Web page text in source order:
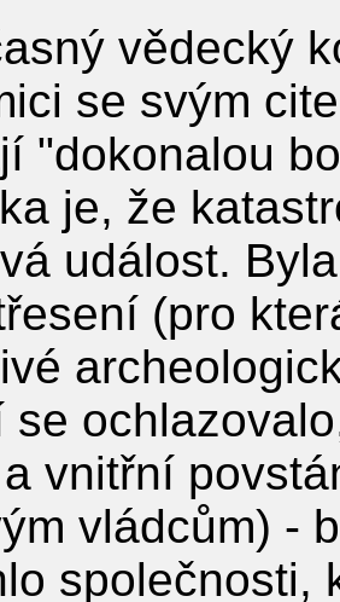
vědecký
se svým
"dokonalou
je, že
událost.
(pro
se
vnitřní
vládcům) -
společnosti,